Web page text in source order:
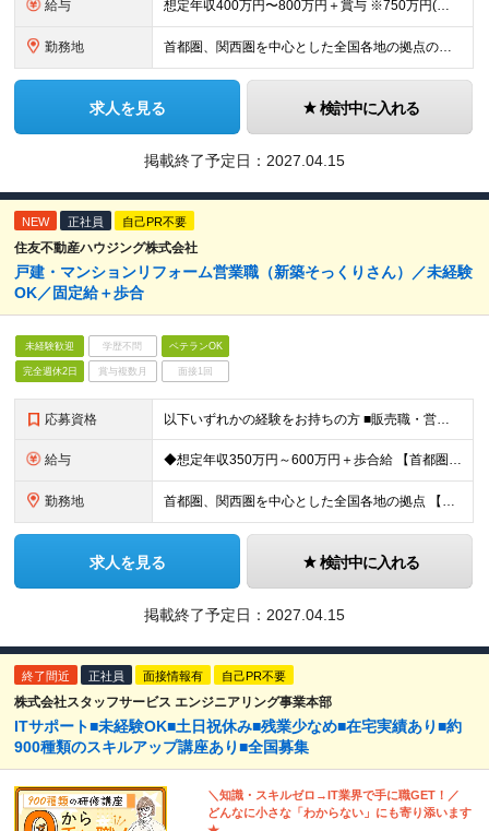
給与 想定年収400万円〜800万円＋賞与 ※750万円(⾸都圏・東海圏・大阪・兵庫のみ)、800万円(東京エリアのみ) ※経験、スキルに応じて決定します ※固定残業手当（40時間分／月7万9100円～）
勤務地 首都圏、関西圏を中心とした全国各地の拠点のうち、業務内容・希望にあわせて配属いたします。 ≪注文住宅≫ 【首都圏・東海・関西】 東京、千葉、埼玉、神奈川、茨城、愛知、三重、岐阜、静岡、大阪、京都、
求人を見る 検討中に入れる
掲載終了予定日： 2027.04.15
NEW 正社員 自己PR不要
住友不動産ハウジング株式会社
戸建・マンションリフォーム営業職（新築そっくりさん）／未経験
OK／固定給＋歩合
未経験歓迎 学歴不問 ベテランOK
完全週休2日 賞与複数月 面接1回
応募資格 以下いずれかの経験をお持ちの方 ■販売職・営業職での顧客への提案経験をお持ちの方 ■建築関連の知識をお持ちの方
給与 ◆想定年収350万円～600万円＋歩合給 【首都圏・東海・関西】 月給29.2万円～ （固定給25万円＋定額歩合給4万2千円、固定残業手当月約57時間分9万2700円含む） 【その他】 月給27.
勤務地 首都圏、関西圏を中心とした全国各地の拠点 【首都圏・東海・関西】 東京、千葉、埼玉、神奈川、茨城、愛知、三重、岐阜、静岡、大阪、京都、奈良、滋賀、兵庫 【その他】 栃木、群馬、北海道、宮城、新潟、
求人を見る 検討中に入れる
掲載終了予定日： 2027.04.15
終了間近 正社員 面接情報有 自己PR不要
株式会社スタッフサービス エンジニアリング事業本部
ITサポート■未経験OK■土日祝休み■残業少なめ■在宅実績あり■約
900種類のスキルアップ講座あり■全国募集
＼知識・スキルゼロ→IT業界で手に職GET！／
どんなに小さな「わからない」にも寄り添います